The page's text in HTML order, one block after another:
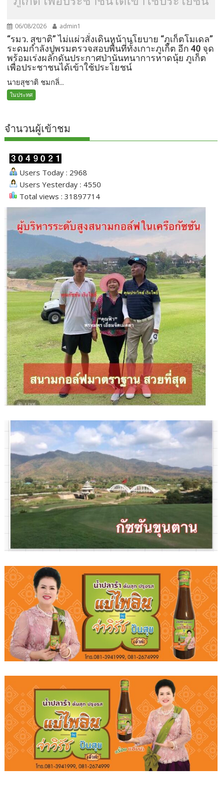
06/08/2026 admin1
“รมว. สุขาติ” ไม่แผ่วสั่งเดินหน้านโยบาย “ภูเก็ตโมเดล”
ระดมกำลังปูพรมตรวจสอบพื้นที่ทั้งเกาะภูเก็ต อีก 40 จุด
พร้อมเร่งผลักดันประกาศป่านันทนาการหาดนุ้ย ภูเก็ต
เพื่อประชาชนได้เข้าใช้ประโยชน์
นายสุชาติ ชมกลิ่...
ในประทศ
จำนวนผู้เข้าชม
Users Today : 2968
Users Yesterday : 4550
Total views : 31897714